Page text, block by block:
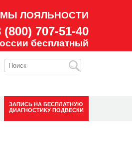
ЛОЯЛЬНОСТИ
(800) 707-51-40
бесплатный
ЗАПИСЬ НА БЕСПЛАТНУЮ
ДИАГНОСТИКУ ПОДВЕСКИ